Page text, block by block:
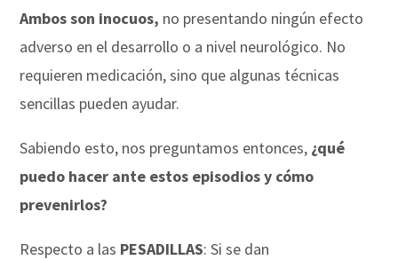
Ambos son inocuos, no presentando ningún efecto
adverso en el desarrollo o a nivel neurológico. No
requieren medicación, sino que algunas técnicas
sencillas pueden ayudar.
Sabiendo esto, nos preguntamos entonces, ¿qué
puedo hacer ante estos episodios y cómo
prevenirlos?
Respecto a las PESADILLAS: Si se dan